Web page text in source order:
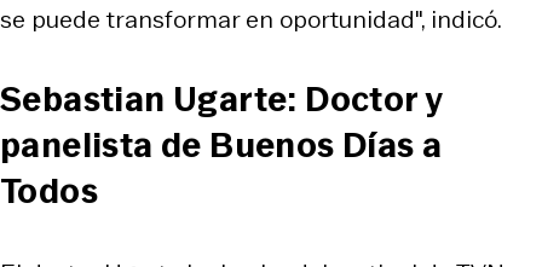
se puede transformar en oportunidad", indicó.
Sebastian Ugarte: Doctor y
panelista de Buenos Días a
Todos